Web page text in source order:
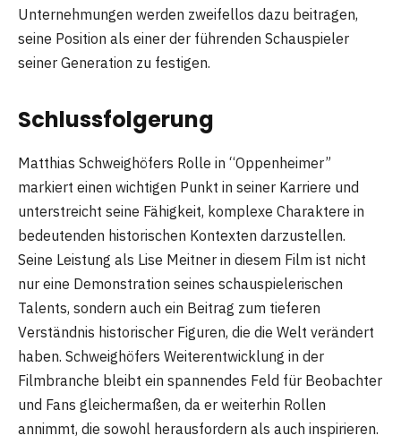
Unternehmungen werden zweifellos dazu beitragen,
seine Position als einer der führenden Schauspieler
seiner Generation zu festigen.
Schlussfolgerung
Matthias Schweighöfers Rolle in “Oppenheimer”
markiert einen wichtigen Punkt in seiner Karriere und
unterstreicht seine Fähigkeit, komplexe Charaktere in
bedeutenden historischen Kontexten darzustellen.
Seine Leistung als Lise Meitner in diesem Film ist nicht
nur eine Demonstration seines schauspielerischen
Talents, sondern auch ein Beitrag zum tieferen
Verständnis historischer Figuren, die die Welt verändert
haben. Schweighöfers Weiterentwicklung in der
Filmbranche bleibt ein spannendes Feld für Beobachter
und Fans gleichermaßen, da er weiterhin Rollen
annimmt, die sowohl herausfordern als auch inspirieren.